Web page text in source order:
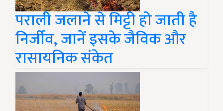
पराली जलाने से मिट्टी हो जाती है
निर्जीव, जानें इसके जैविक और
रासायनिक संकेत